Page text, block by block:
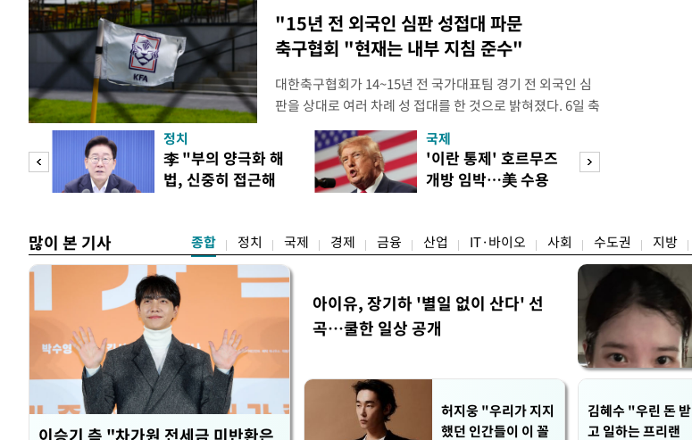
"15년 전 외국인 심판 성접대 파문
축구협회 "현재는 내부 지침 준수"
대한축구협회가 14~15년 전 국가대표팀 경기 전 외국인 심
판을 상대로 여러 차례 성 접대를 한 것으로 밝혀졌다. 6일 축
구계에 따르면 국회의 한 의원실은 축구협회가 2011~2012
년 국제심판 10여 명에게 성 접대한 사실을 확인했다. 당시
축구협회는 외국인 심판과 감독관 등 10여 명에게 한 번에
수십만원에서 많게는 100만원이 넘는 돈을 성
정치
李 "부의 양극화 해
법, 신중히 접근해
국제
'이란 통제' 호르무즈
개방 임박…美 수용
많이 본 기사 종합 정치 국제 경제 금융 산업 IT·바이오 사회 수도권 지방
이승기 측 "차가원 전세금 미반환은
아이유, 장기하 '별일 없이 산다' 선
곡…쿨한 일상 공개
허지웅 "우리가 지지
했던 인간들이 이 꼴
김혜수 "우린 돈 받
고 일하는 프리랜